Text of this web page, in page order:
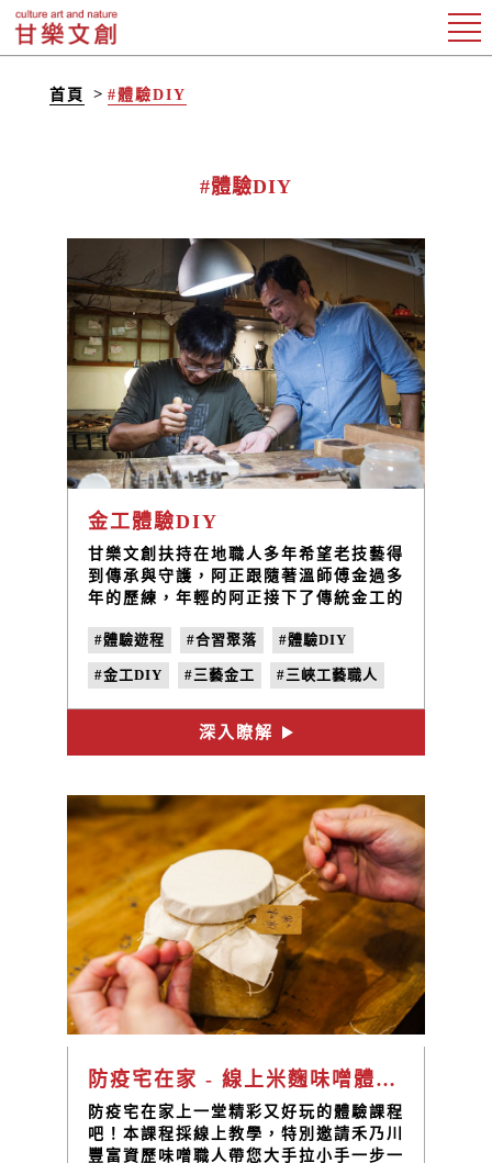
首頁 #體驗DIY
#體驗DIY
金工體驗DIY
甘樂文創扶持在地職人多年希望老技藝得
到傳承與守護，阿正跟隨著溫師傅金過多
年的歷練，年輕的阿正接下了傳統金工的
計，將工藝、手藝、創藝匯集於一身，淬
煉出「三藝金工」職人品牌。
#體驗遊程 #合習聚落 #體驗DIY
#金工DIY #三藝金工 #三峽工藝職人
#看三峽 #手作課程
深入瞭解
防疫宅在家 - 線上米麴味噌體驗DIY
防疫宅在家上一堂精彩又好玩的體驗課程
吧！本課程採線上教學，特別邀請禾乃川
豐富資歷味噌職人帶您大手拉小手一步一